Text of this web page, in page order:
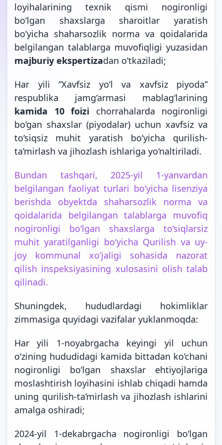
loyihalarining texnik qismi nogironligi
bo‘lgan shaxslarga sharoitlar yaratish
bo‘yicha shaharsozlik norma va qoidalarida
belgilangan talablarga muvofiqligi yuzasidan
majburiy ekspertizadan o‘tkaziladi;
Har yili “Xavfsiz yo‘l va xavfsiz piyoda”
respublika jamg‘armasi mablag‘larining
kamida 10 foizi chorrahalarda nogironligi
bo‘gan shaxslar (piyodalar) uchun xavfsiz va
to‘siqsiz muhit yaratish bo‘yicha qurilish-
ta’mirlash va jihozlash ishlariga yo‘naltiriladi.
Bundan tashqari, 2025-yil 1-yanvardan
belgilangan faoliyat turlari bo‘yicha lisenziya
berishda obyektda shaharsozlik norma va
qoidalarida belgilangan talablarga muvofiq
nogironligi bo‘lgan shaxslarga to‘siqlarsiz
muhit yaratilganligi bo‘yicha Qurilish va uy-
joy kommunal xo‘jaligi sohasida nazorat
qilish inspeksiyasining xulosasini olish talab
qilinadi.
Shuningdek, hududlardagi hokimliklar
zimmasiga quyidagi vazifalar yuklanmoqda:
Har yili 1-noyabrgacha keyingi yil uchun
o‘zining hududidagi kamida bittadan ko‘chani
nogironligi bo‘lgan shaxslar ehtiyojlariga
moslashtirish loyihasini ishlab chiqadi hamda
uning qurilish-ta’mirlash va jihozlash ishlarini
amalga oshiradi;
2024-yil 1-dekabrgacha nogironligi bo‘lgan